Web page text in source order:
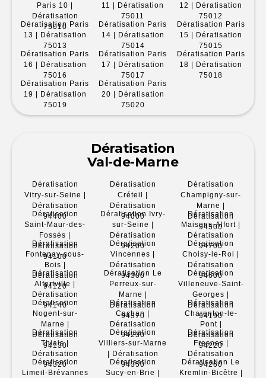
Paris 10 |
Dératisation
75010
11 | Dératisation
75011
12 | Dératisation
75012
Dératisation Paris
13 | Dératisation
75013
Dératisation Paris
14 | Dératisation
75014
Dératisation Paris
15 | Dératisation
75015
Dératisation Paris
16 | Dératisation
75016
Dératisation Paris
17 | Dératisation
75017
Dératisation Paris
18 | Dératisation
75018
Dératisation Paris
19 | Dératisation
75019
Dératisation Paris
20 | Dératisation
75020
Dératisation
Val-de-Marne
Dératisation
Vitry-sur-Seine |
Dératisation
94400
Dératisation
Créteil |
Dératisation
94000
Dératisation
Champigny-sur-
Marne |
Dératisation
94500
Dératisation
Saint-Maur-des-
Fossés |
Dératisation
94100
Dératisation Ivry-
sur-Seine |
Dératisation
94200
Dératisation
Maisons-Alfort |
Dératisation
94700
Dératisation
Fontenay-sous-
Bois |
Dératisation
94120
Dératisation
Vincennes |
Dératisation
94300
Dératisation
Choisy-le-Roi |
Dératisation
94600
Dératisation
Alfortville |
Dératisation
94140
Dératisation Le
Perreux-sur-
Marne |
Dératisation
94370
Dératisation
Villeneuve-Saint-
Georges |
Dératisation
94190
Dératisation
Nogent-sur-
Marne |
Dératisation
94130
Dératisation
Cachan |
Dératisation
94230
Dératisation
Charenton-le-
Pont |
Dératisation
94220
Dératisation
Thiais |
Dératisation
94320
Dératisation
Villiers-sur-Marne
| Dératisation
94350
Dératisation
Fresnes |
Dératisation
94260
Dératisation
Limeil-Brévannes
Dératisation
Sucy-en-Brie |
Dératisation Le
Kremlin-Bicêtre |